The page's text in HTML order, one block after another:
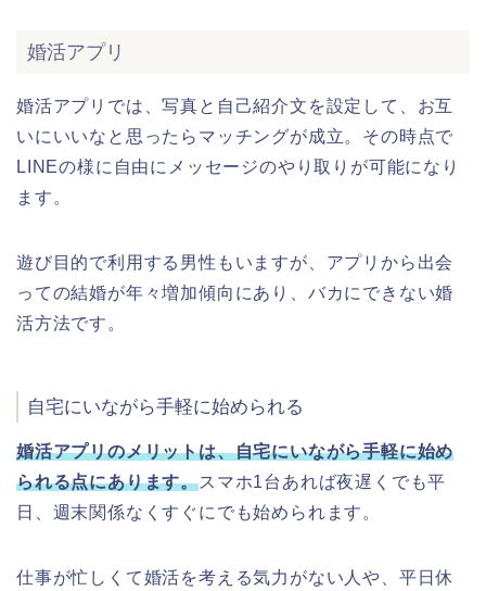
婚活アプリ
婚活アプリでは、写真と自己紹介文を設定して、お互
いにいいなと思ったらマッチングが成立。その時点で
LINEの様に自由にメッセージのやり取りが可能になり
ます。
遊び目的で利用する男性もいますが、アプリから出会
っての結婚が年々増加傾向にあり、バカにできない婚
活方法です。
自宅にいながら手軽に始められる
婚活アプリのメリットは、自宅にいながら手軽に始め
られる点にあります。スマホ1台あれば夜遅くでも平
日、週末関係なくすぐにでも始められます。
仕事が忙しくて婚活を考える気力がない人や、平日休